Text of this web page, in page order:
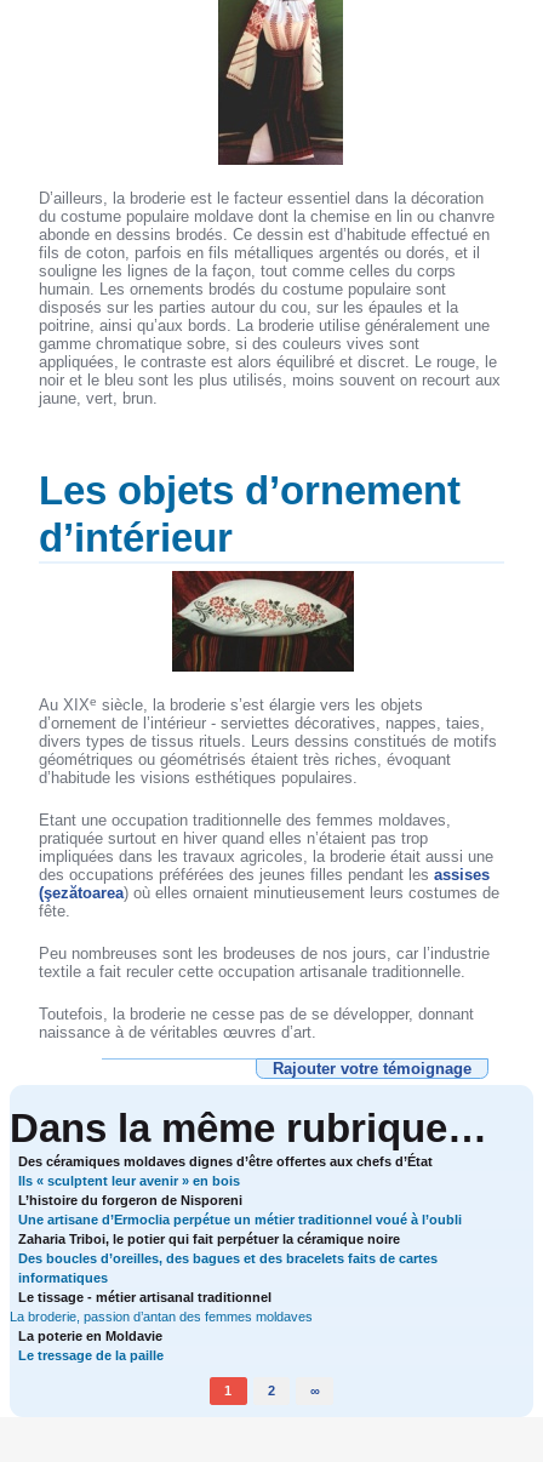
D’ailleurs, la broderie est le facteur essentiel dans la décoration
du costume populaire moldave dont la chemise en lin ou chanvre
abonde en dessins brodés. Ce dessin est d’habitude effectué en
fils de coton, parfois en fils métalliques argentés ou dorés, et il
souligne les lignes de la façon, tout comme celles du corps
humain. Les ornements brodés du costume populaire sont
disposés sur les parties autour du cou, sur les épaules et la
poitrine, ainsi qu’aux bords. La broderie utilise généralement une
gamme chromatique sobre, si des couleurs vives sont
appliquées, le contraste est alors équilibré et discret. Le rouge, le
noir et le bleu sont les plus utilisés, moins souvent on recourt aux
jaune, vert, brun.
Les objets d’ornement
d’intérieur
Au XIXe siècle, la broderie s’est élargie vers les objets
d’ornement de l’intérieur - serviettes décoratives, nappes, taies,
divers types de tissus rituels. Leurs dessins constitués de motifs
géométriques ou géométrisés étaient très riches, évoquant
d’habitude les visions esthétiques populaires.
Etant une occupation traditionnelle des femmes moldaves,
pratiquée surtout en hiver quand elles n’étaient pas trop
impliquées dans les travaux agricoles, la broderie était aussi une
des occupations préférées des jeunes filles pendant lesassises
(şezătoarea) où elles ornaient minutieusement leurs costumes de
fête.
Peu nombreuses sont les brodeuses de nos jours, car l’industrie
textile a fait reculer cette occupation artisanale traditionnelle.
Toutefois, la broderie ne cesse pas de se développer, donnant
naissance à de véritables œuvres d’art.
Rajouter votre témoignage
Dans la même rubrique…
Des céramiques moldaves dignes d’être offertes aux chefs d’État
Ils « sculptent leur avenir » en bois
L’histoire du forgeron de Nisporeni
Une artisane d’Ermoclia perpétue un métier traditionnel voué à l’oubli
Zaharia Triboi, le potier qui fait perpétuer la céramique noire
Des boucles d’oreilles, des bagues et des bracelets faits de cartes
informatiques
Le tissage - métier artisanal traditionnel
La broderie, passion d’antan des femmes moldaves
La poterie en Moldavie
Le tressage de la paille
1 2 ∞